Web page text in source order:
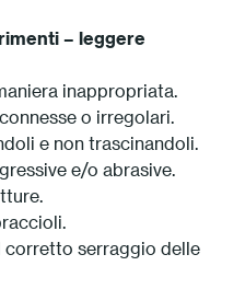
– leggere
inappropriata.
o irregolari.
e non trascinandoli.
e/o abrasive.
corretto serraggio delle